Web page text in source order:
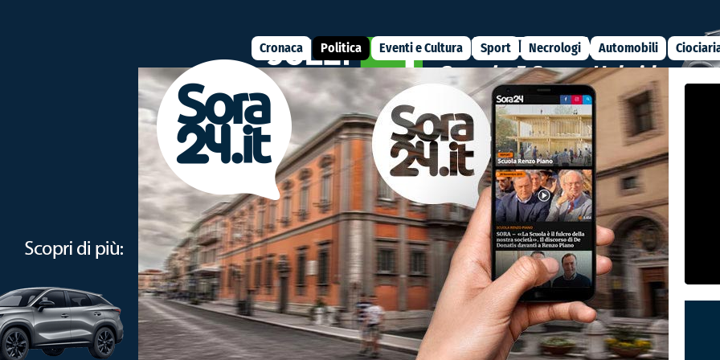
Cronaca Politica Eventi e Cultura Sport Necrologi Automobili